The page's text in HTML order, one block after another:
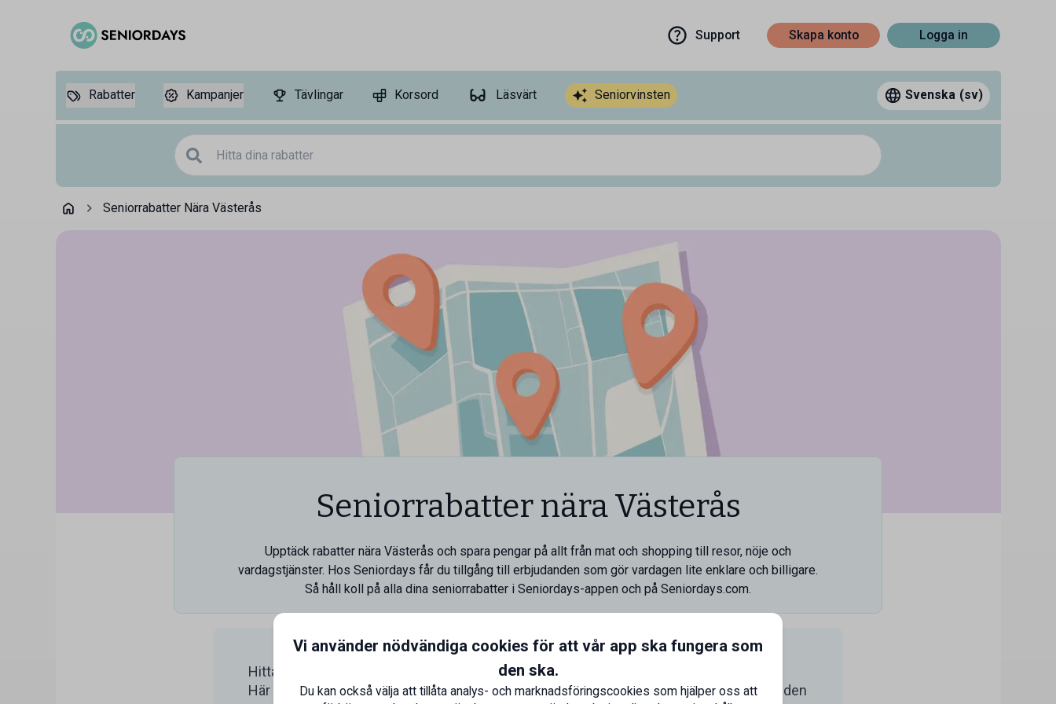
Support Skapa konto Logga in
Rabatter Kampanjer Tävlingar Korsord Läsvärt Seniorvinsten Svenska (sv)
Seniorrabatter Nära Västerås
Seniorrabatter nära Västerås
Upptäck rabatter nära Västerås och spara pengar på allt från mat och shopping till resor, nöje och
vardagstjänster. Hos Seniordays får du tillgång till erbjudanden som gör vardagen lite enklare och billigare.
Så håll koll på alla dina seniorrabatter i Seniordays-appen och på Seniordays.com.
Hitta rabatter nära dig
Här hittar du rabatter hos lokala företag nära Västerås. Smidigt när du vill hitta erbjudanden
Vi använder nödvändiga cookies för att vår app ska fungera som
den ska.
Du kan också välja att tillåta analys- och marknadsföringscookies som hjälper oss att